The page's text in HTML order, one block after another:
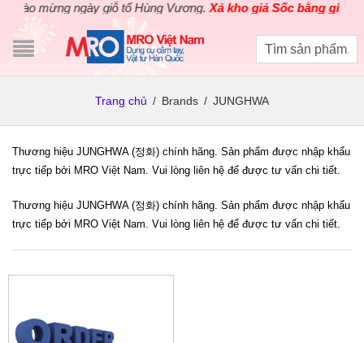
mừng ngày giỗ tổ Hùng Vương.Xả kho giá Sốc bằng giá Gốc
Trang chủ / Brands / JUNGHWA
Thương hiệu JUNGHWA (정화) chính hãng. Sản phẩm được nhập khẩu
trực tiếp bởi MRO Việt Nam. Vui lòng liên hệ để được tư vấn chi tiết.
Thương hiệu JUNGHWA (정화) chính hãng. Sản phẩm được nhập khẩu
trực tiếp bởi MRO Việt Nam. Vui lòng liên hệ để được tư vấn chi tiết.